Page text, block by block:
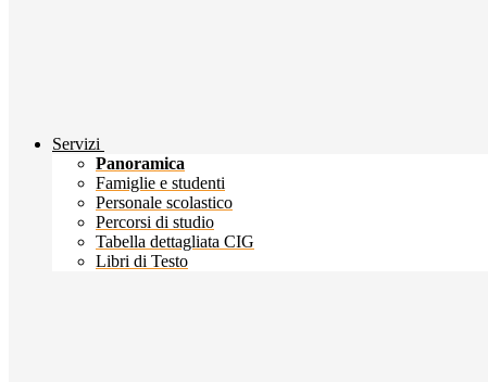
Servizi
Panoramica
Famiglie e studenti
Personale scolastico
Percorsi di studio
Tabella dettagliata CIG
Libri di Testo